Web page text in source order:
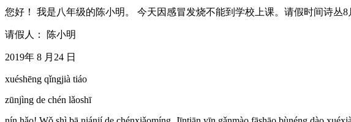
您好！ 我是八年级的陈小明。 今天因感冒发烧不能到学校上课。请假时间诗丛8
请假人： 陈小明
2019年 8 月24 日
xuéshēng qǐngjià tiáo
zūnjìng de chén lǎoshī